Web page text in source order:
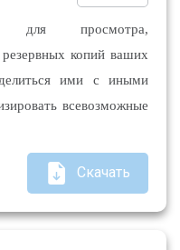
для просмотра,
копий ваших
ими с иными
всевозможные
Скачать